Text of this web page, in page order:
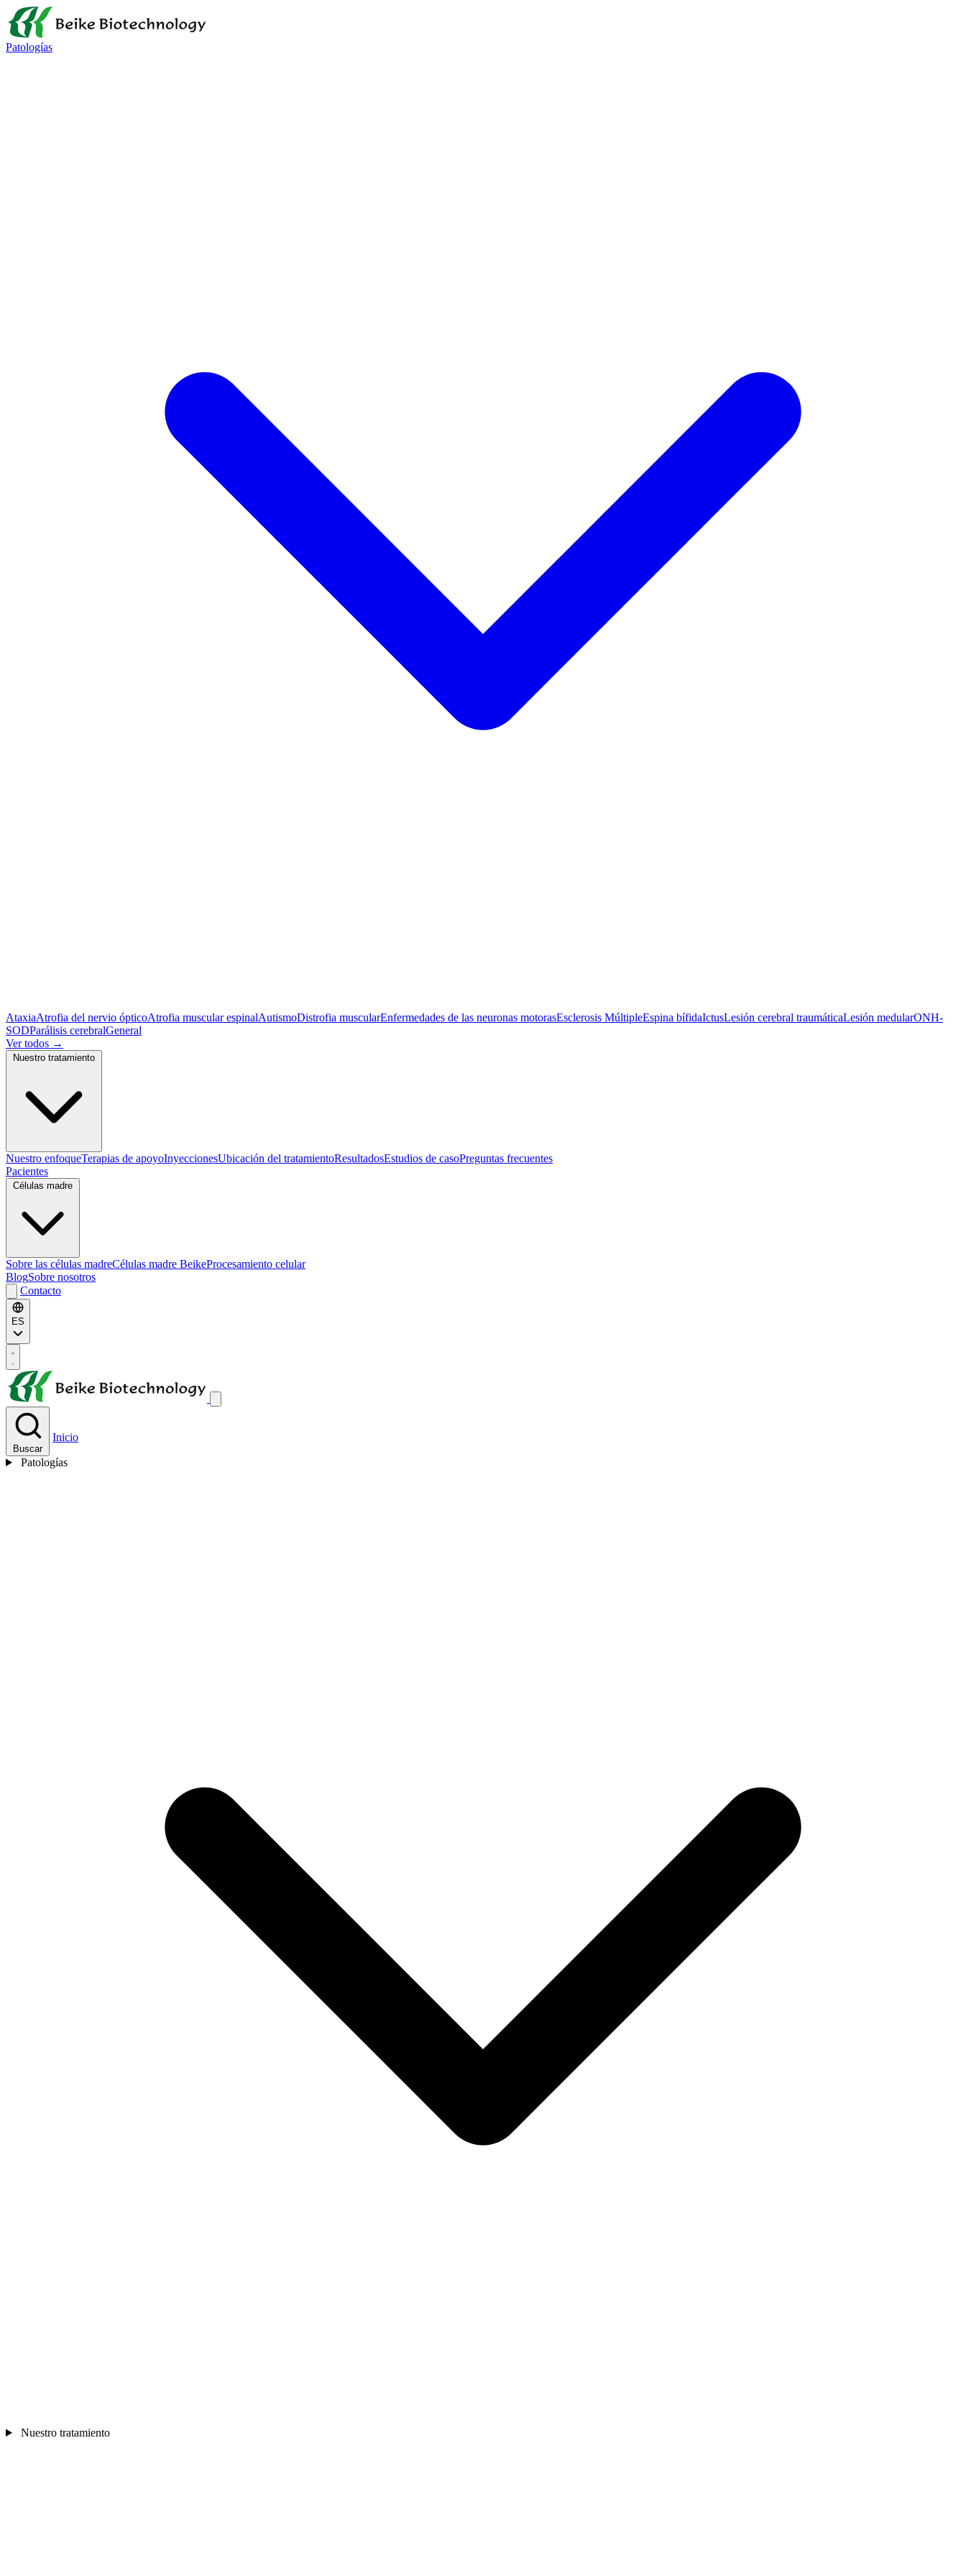
Patologías
AtaxiaAtrofia del nervio ópticoAtrofia muscular espinalAutismoDistrofia muscularEnfermedades de las neuronas motorasEsclerosis MúltipleEspina bífidaIctusLesión cerebral traumáticaLesión medularONH-
SODParálisis cerebralGeneral
Ver todos →
Nuestro enfoqueTerapias de apoyoInyeccionesUbicación del tratamientoResultadosEstudios de casoPreguntas frecuentes
Pacientes
Sobre las células madreCélulas madre BeikeProcesamiento celular
BlogSobre nosotros
Contacto
ES
Buscar
Inicio
Patologías
Nuestro tratamiento